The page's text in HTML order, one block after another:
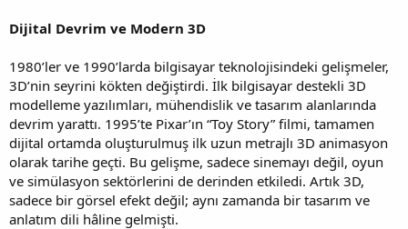
Dijital Devrim ve Modern 3D
1980’ler ve 1990’larda bilgisayar teknolojisindeki gelişmeler,
3D’nin seyrini kökten değiştirdi. İlk bilgisayar destekli 3D
modelleme yazılımları, mühendislik ve tasarım alanlarında
devrim yarattı. 1995’te Pixar’ın “Toy Story” filmi, tamamen
dijital ortamda oluşturulmuş ilk uzun metrajlı 3D animasyon
olarak tarihe geçti. Bu gelişme, sadece sinemayı değil, oyun
ve simülasyon sektörlerini de derinden etkiledi. Artık 3D,
sadece bir görsel efekt değil; aynı zamanda bir tasarım ve
anlatım dili hâline gelmişti.